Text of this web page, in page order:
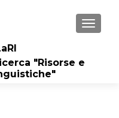
"Risorse e